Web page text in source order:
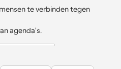
te verbinden tegen
agenda's.